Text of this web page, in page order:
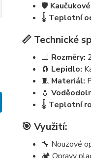
🛡️
🌡️ Teplotní
📏 Technické
📐 Rozměry:
🧲 Lepidlo:
🧵 Materiál:
💧
🌡️ Teplotní
🎯 Využití:
🔧 Nouzové